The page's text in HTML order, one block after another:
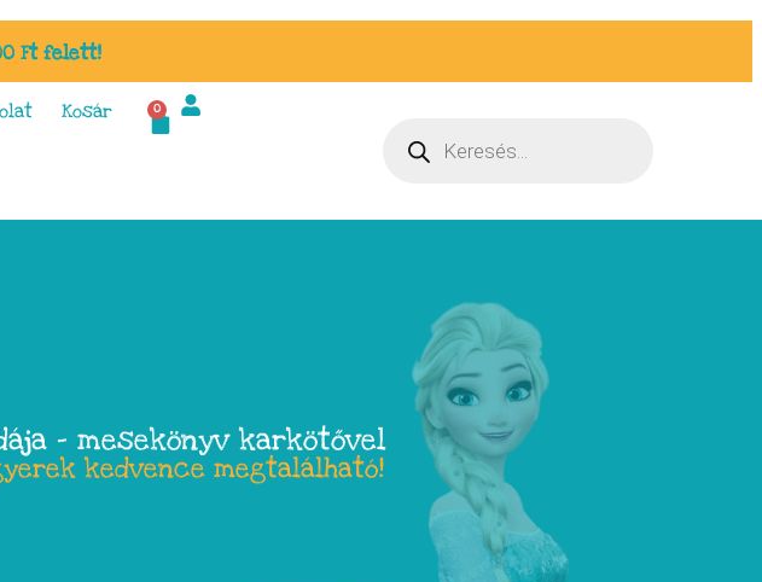
Ft felett!
Kosár 0
– mesekönyv karkötővel
kedvence megtalálható!